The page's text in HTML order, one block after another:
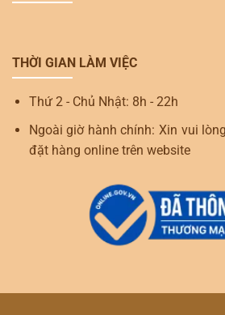
THỜI GIAN LÀM VIỆC
Thứ 2 - Chủ Nhật: 8h - 22h
Ngoài giờ hành chính: Xin vui
đặt hàng online trên website